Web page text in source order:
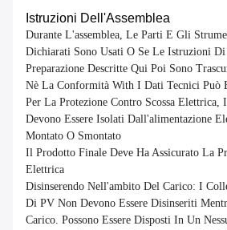
Istruzioni Dell'Assemblea
Durante L'assemblea, Le Parti E Gli
Dichiarati Sono Usati O Se Le Istruzioni Di
Preparazione Descritte Qui Poi Sono
Nè La Conformità With I Dati Tecnici Può
Per La Protezione Contro Scossa
Devono Essere Isolati Dall'alimentazione
Montato O Smontato
Il Prodotto Finale Deve Ha Assicurato La
Elettrica
Disinserendo Nell'ambito Del Carico: I
Di PV Non Devono Essere Disinseriti
Carico. Possono Essere Disposti In Un